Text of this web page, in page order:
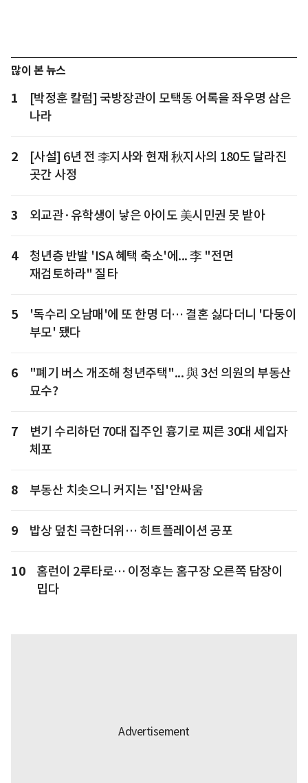
많이 본 뉴스
1
[박정훈 칼럼] 국방장관이 모택동 어록을 좌우명 삼은
나라
2
[사설] 6년 전 李지사와 현재 秋지사의 180도 달라진
곳간 사정
3 외교관·유학생이 낳은 아이도 美시민권 못 받아
4
청년층 반발 'ISA 혜택 축소'에... 李 "전면
재검토하라" 질타
5
'독수리 오남매'에 또 한명 더… 결혼 싫다더니 '다둥이
부모' 됐다
6
"폐기 버스 개조해 청년주택"... 與 3선 의원의 부동산
묘수?
7
변기 수리하던 70대 집주인 흉기로 찌른 30대 세입자
체포
8 부동산 치솟으니 커지는 '집'안싸움
9 밥상 덮친 극한더위… 히트플레이션 공포
10
홈런이 2루타로… 이정후는 홈구장 오른쪽 담장이
밉다